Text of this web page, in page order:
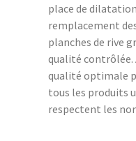
place de
remplacement
planches de rive
qualité contrôlée.
qualité optimale
tous les produits
respectent les